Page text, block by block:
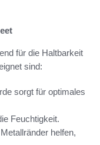
für die Haltbarkeit
sind:
sorgt für optimales
Feuchtigkeit.
helfen,